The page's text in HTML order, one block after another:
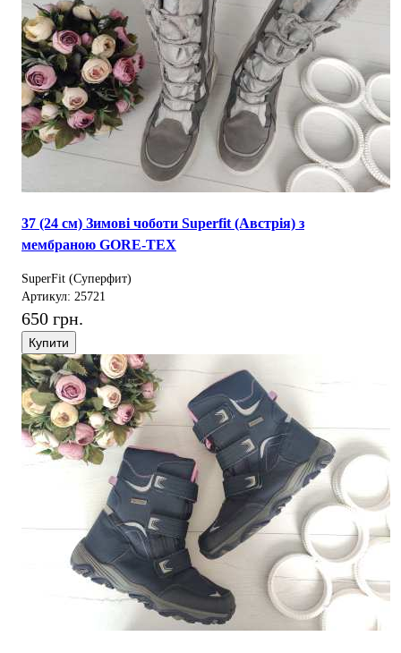
37 (24 см) Зимові чоботи Superfit (Австрія) з
мембраною GORE-TEX
SuperFit (Суперфит)
Артикул: 25721
650 грн.
Купити